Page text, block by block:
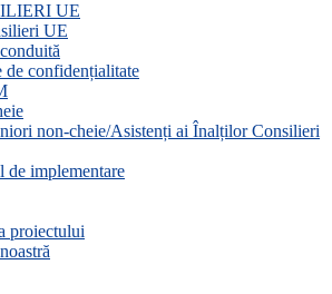
UE
UE
de confidențialitate
non-cheie/Asistenți ai Înalților Consilieri
de implementare
proiectului